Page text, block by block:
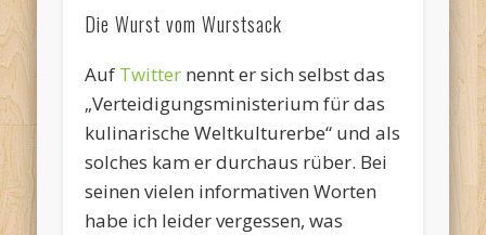
Die Wurst vom Wurstsack
Auf Twitter nennt er sich selbst das
„Verteidigungsministerium für das
kulinarische Weltkulturerbe“ und als
solches kam er durchaus rüber. Bei
seinen vielen informativen Worten
habe ich leider vergessen, was